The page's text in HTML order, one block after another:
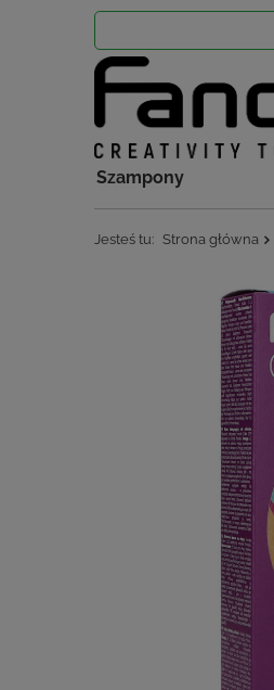
Szampony
Jesteś tu: Strona główna